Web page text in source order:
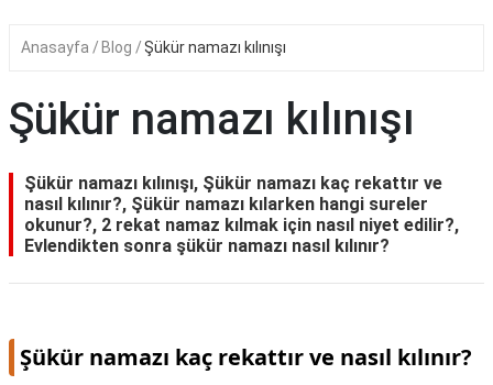
Anasayfa Blog Şükür namazı kılınışı
Şükür namazı kılınışı
Şükür namazı kılınışı, Şükür namazı kaç rekattır ve
nasıl kılınır?, Şükür namazı kılarken hangi sureler
okunur?, 2 rekat namaz kılmak için nasıl niyet edilir?,
Evlendikten sonra şükür namazı nasıl kılınır?
Şükür namazı kaç rekattır ve nasıl kılınır?